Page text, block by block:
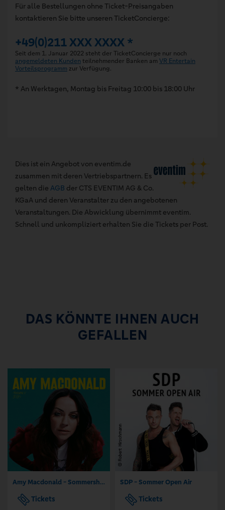
Für alle Bestellungen ohne Ticket-Preisangaben
kontaktieren Sie bitte unseren TicketConcierge:
+49(0)211 XXX XXXX *
Seit dem 1. Januar 2022 steht der TicketConcierge nur noch
angemeldeten Kunden teilnehmender Banken am VR Entertain
Vorteilsprogramm zur Verfügung.
* An Werktagen, Montag bis Freitag 10:00 bis 18:00 Uhr
Dies ist ein Angebot von eventim.de
zusammen mit deren Vertriebspartnern. Es
gelten die AGB der CTS EVENTIM AG & Co.
KGaA und deren Veranstalter zu den angebotenen
Veranstaltungen. Die Abwicklung übernimmt eventim.
Schnell und unkompliziert erhalten Sie die Tickets per Post.
DAS KÖNNTE IHNEN AUCH
GEFALLEN
Amy Macdonald - Sommershows 2026
Tickets
SDP - Sommer Open Air
Tickets